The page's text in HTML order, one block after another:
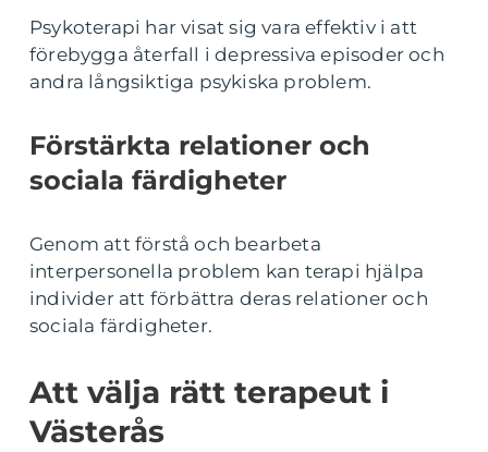
Psykoterapi har visat sig vara effektiv i att
förebygga återfall i depressiva episoder och
andra långsiktiga psykiska problem.
Förstärkta relationer och
sociala färdigheter
Genom att förstå och bearbeta
interpersonella problem kan terapi hjälpa
individer att förbättra deras relationer och
sociala färdigheter.
Att välja rätt terapeut i
Västerås